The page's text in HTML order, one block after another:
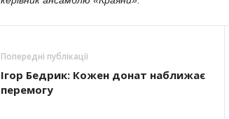
Попередні публікації
Ігор Бедрик: Кожен донат наближає
перемогу